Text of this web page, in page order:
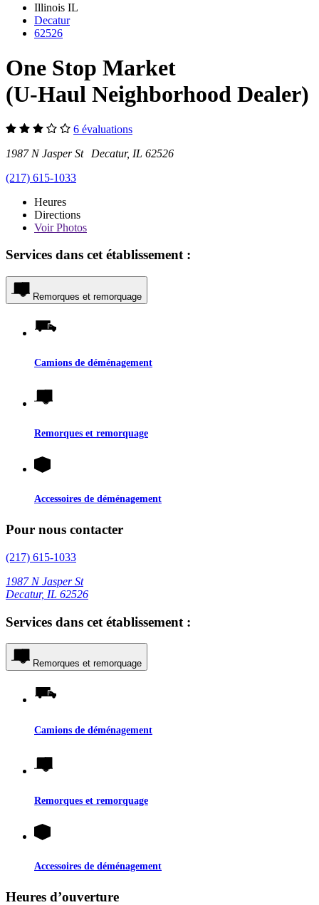
Illinois IL
Decatur
62526
One Stop Market
(U-Haul Neighborhood Dealer)
6 évaluations
1987 N Jasper St Decatur, IL 62526
(217) 615-1033
Heures
Directions
VoirPhotos
Services dans cet établissement :
Remorques et remorquage
Camions de déménagement
Remorques et remorquage
Accessoires de déménagement
Pour nous contacter
(217) 615-1033
1987 N Jasper St
Decatur, IL 62526
Services dans cet établissement :
Remorques et remorquage
Camions de déménagement
Remorques et remorquage
Accessoires de déménagement
Heures d’ouverture